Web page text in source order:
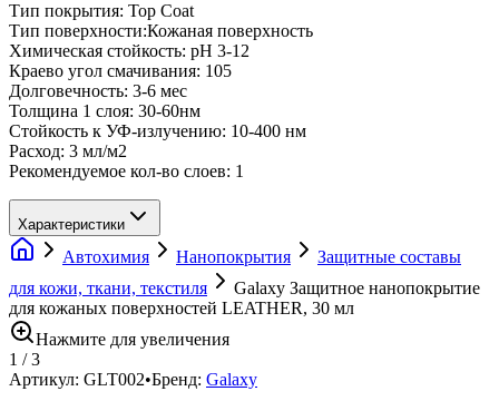
Тип покрытия: Top Coat
Тип поверхности:Кожаная поверхность
Химическая стойкость: pH 3-12
Краево угол смачивания: 105
Долговечность: 3-6 мес
Толщина 1 слоя: 30-60нм
Стойкость к УФ-излучению: 10-400 нм
Расход: 3 мл/м2
Рекомендуемое кол-во слоев: 1
Характеристики
Автохимия Нанопокрытия
Защитные составы
для кожи, ткани, текстиля
Galaxy Защитное нанопокрытие
для кожаных поверхностей LEATHER, 30 мл
Нажмите для увеличения
1 /3
Артикул: GLT002•Бренд: Galaxy